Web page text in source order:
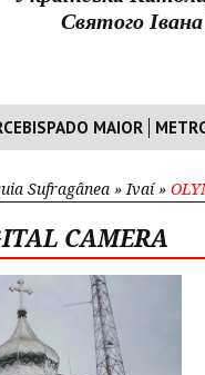
Святого
MAIOR
Sufragânea » Ivaí»
CAMERA